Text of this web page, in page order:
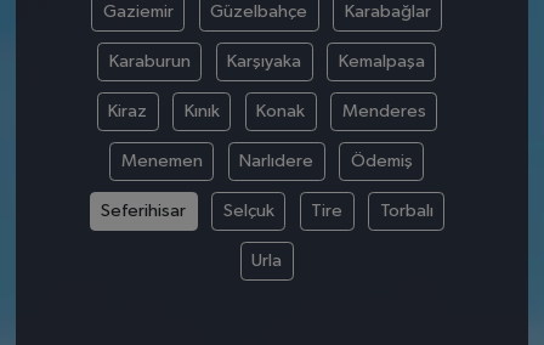
Gaziemir Güzelbahçe Karabağlar
Karaburun Karşıyaka Kemalpaşa
Kiraz Kınık Konak Menderes
Menemen Narlıdere Ödemiş
Seferihisar Selçuk Tire Torbalı
Urla